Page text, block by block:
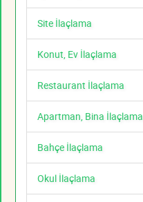
Site İlaçlama
Konut, Ev İlaçlama
Restaurant İlaçlama
Apartman, Bina İlaçlama
Bahçe İlaçlama
Okul İlaçlama